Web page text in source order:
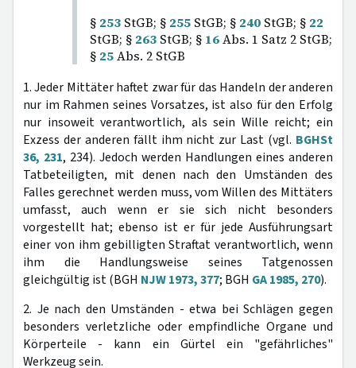
§ 253 StGB; § 255 StGB; § 240 StGB; § 22
StGB; § 263 StGB; § 16Abs. 1 Satz 2 StGB;
§ 25Abs. 2 StGB
1. Jeder Mittäter haftet zwar für das Handeln der anderen
nur im Rahmen seines Vorsatzes, ist also für den Erfolg
nur insoweit verantwortlich, als sein Wille reicht; ein
Exzess der anderen fällt ihm nicht zur Last (vgl. BGHSt
36, 231, 234). Jedoch werden Handlungen eines anderen
Tatbeteiligten, mit denen nach den Umständen des
Falles gerechnet werden muss, vom Willen des Mittäters
umfasst, auch wenn er sie sich nicht besonders
vorgestellt hat; ebenso ist er für jede Ausführungsart
einer von ihm gebilligten Straftat verantwortlich, wenn
ihm die Handlungsweise seines Tatgenossen
gleichgültig ist (BGH NJW 1973, 377; BGH GA 1985, 270).
2. Je nach den Umständen - etwa bei Schlägen gegen
besonders verletzliche oder empfindliche Organe und
Körperteile - kann ein Gürtel ein "gefährliches"
Werkzeug sein.